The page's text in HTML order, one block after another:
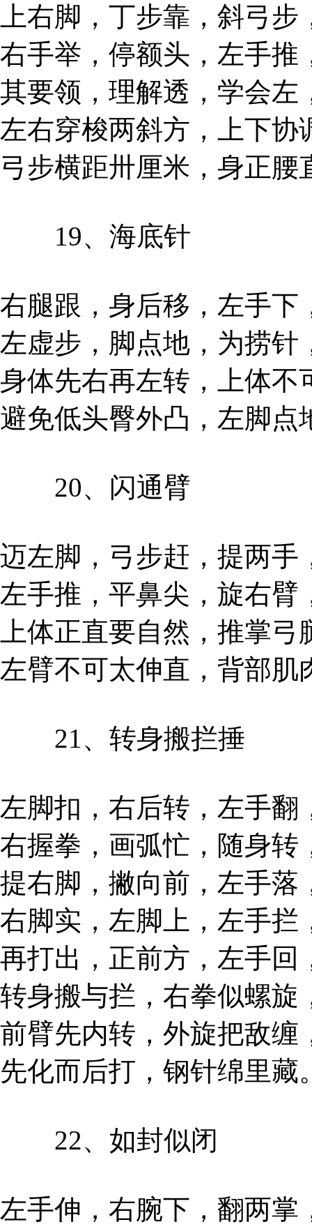
上右脚，丁步靠，斜弓步
右手举，停额头，左手推
其要领，理解透，学会左
左右穿梭两斜方，上下协
弓步横距卅厘米，身正腰
19、海底针
右腿跟，身后移，左手下
左虚步，脚点地，为捞针
身体先右再左转，上体不
避免低头臀外凸，左脚点
20、闪通臂
迈左脚，弓步赶，提两手
左手推，平鼻尖，旋右臂
上体正直要自然，推掌弓
左臂不可太伸直，背部肌
21、转身搬拦捶
左脚扣，右后转，左手翻
右握拳，画弧忙，随身转
提右脚，撇向前，左手落
右脚实，左脚上，左手拦
再打出，正前方，左手回
转身搬与拦，右拳似螺旋
前臂先内转，外旋把敌缠
先化而后打，钢针绵里藏
22、如封似闭
左手伸，右腕下，翻两掌